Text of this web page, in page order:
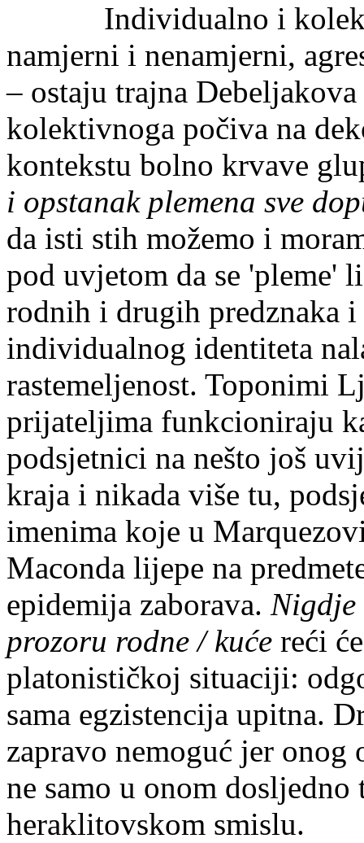
Individualno i
namjerni i nenamjerni,
– ostaju trajna
kolektivnoga počiva na
kontekstu bolno krvave
i opstanak plemena sve
da isti stih možemo i
pod uvjetom da se 'pleme'
rodnih i drugih predznaka
individualnog identiteta
rastemeljenost. Toponimi
prijateljima funkcioniraju
podsjetnici na nešto još
kraja i nikada više tu,
imenima koje u
Maconda lijepe na
epidemija zaborava. Nigdje
prozoru rodne / kuće reći
platonističkoj situaciji:
sama egzistencija upitna.
zapravo nemoguć jer
ne samo u onom
heraklitovskom smislu.